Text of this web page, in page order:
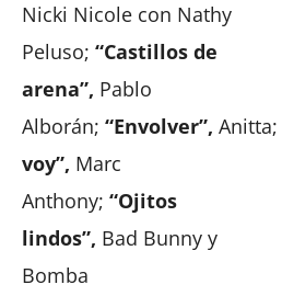
Nicki Nicole con Nathy
Peluso; “Castillos de
arena”, Pablo
Alborán; “Envolver”, Anitta;
voy”, Marc
Anthony; “Ojitos
lindos”, Bad Bunny y
Bomba